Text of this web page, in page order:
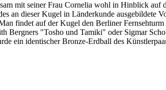
mit seiner Frau Cornelia wohl in Hinblick auf
an dieser Kugel in Länderkunde ausgebildete
findet auf der Kugel den Berliner
"Tosho und Tamiki" oder Sigmar
ein identischer Bronze-Erdball des